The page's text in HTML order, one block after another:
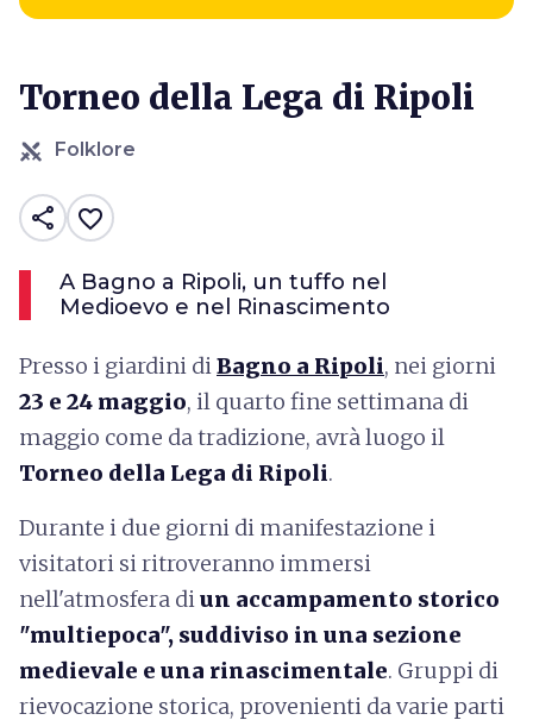
Torneo della Lega di Ripoli
Folklore
share favorite_border
A Bagno a Ripoli, un tuffo nel
Medioevo e nel Rinascimento
Presso i giardini diBagno a Ripoli, nei giorni
23 e 24 maggio, il quarto fine settimana di
maggio come da tradizione, avrà luogo il
Torneo della Lega di Ripoli.
Durante i due giorni di manifestazione i
visitatori si ritroveranno immersi
nell'atmosfera diun accampamento storico
"multiepoca", suddiviso in una sezione
medievale e una rinascimentale. Gruppi di
rievocazione storica, provenienti da varie parti